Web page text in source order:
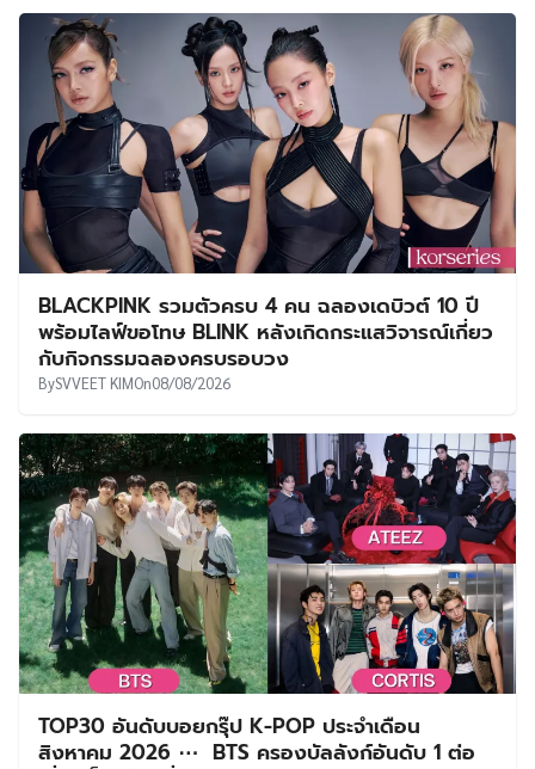
BLACKPINK รวมตัวครบ 4 คน ฉลองเดบิวต์ 10 ปี
พร้อมไลฟ์ขอโทษ BLINK หลังเกิดกระแสวิจารณ์เกี่ยว
กับกิจกรรมฉลองครบรอบวง
BySVVEET KIMOn08/08/2026
TOP30 อันดับบอยกรุ๊ป K-POP ประจำเดือน
สิงหาคม 2026 ⋯ BTS ครองบัลลังก์อันดับ 1 ต่อ